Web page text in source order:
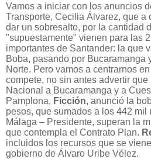
Vamos a iniciar con los anuncios
Transporte, Cecilia Álvarez, que a
dar un sobresalto, por la cantidad
"supuestamente" vienen para las
importantes de Santander: la que
Boba, pasando por Bucaramanga
Norte. Pero vamos a centrarnos
compete, no sin antes advertir
Nacional a Bucaramanga y a
Pamplona, Ficción, anunció la
pesos, que sumados a los 442
Málaga – Presidente, superan la
que contempla el Contrato Plan.
incluidos los recursos que se
gobierno de Álvaro Uribe Vélez.